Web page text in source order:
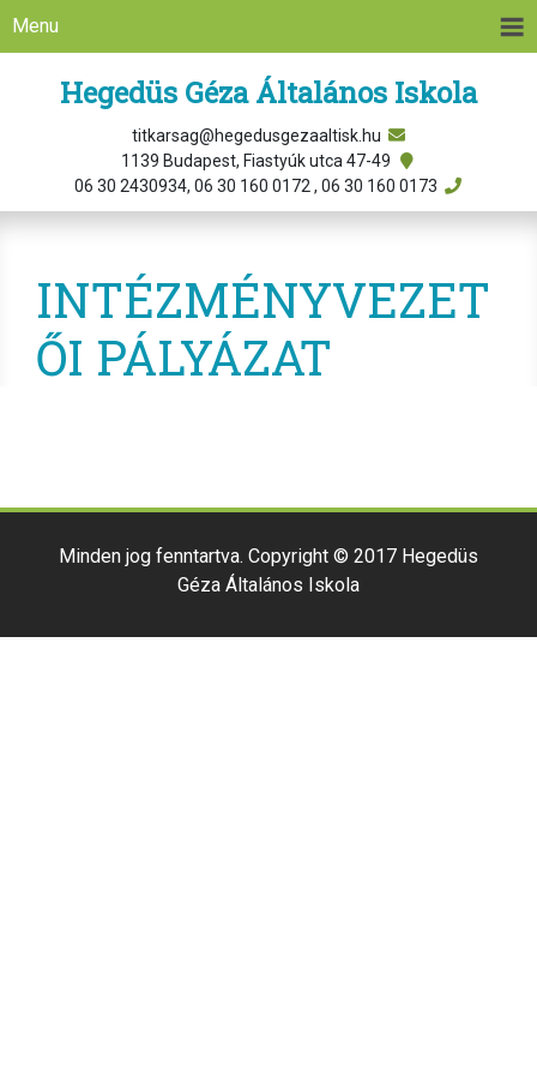
Menu
Hegedüs Géza Általános Iskola
titkarsag@hegedusgezaaltisk.hu
1139 Budapest, Fiastyúk utca 47-49
06 30 2430934, 06 30 160 0172 , 06 30 160 0173
INTÉZMÉNYVEZET
ŐI PÁLYÁZAT
Minden jog fenntartva. Copyright © 2017 Hegedüs
Géza Általános Iskola